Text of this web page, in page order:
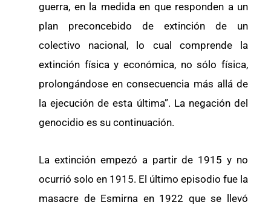
guerra, en la medida en que responden a un
plan preconcebido de extinción de un
colectivo nacional, lo cual comprende la
extinción física y económica, no sólo física,
prolongándose en consecuencia más allá de
la ejecución de esta última”. La negación del
genocidio es su continuación.
La extinción empezó a partir de 1915 y no
ocurrió solo en 1915. El último episodio fue la
masacre de Esmirna en 1922 que se llevó